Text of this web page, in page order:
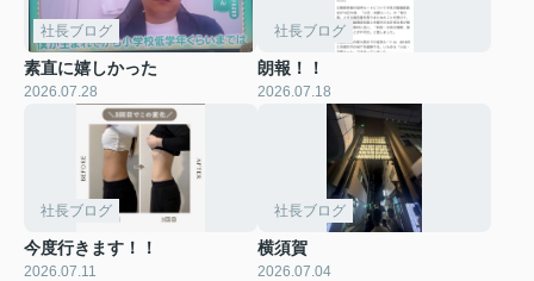
社長ブログ
素直に嬉しかった
2026.07.28
社長ブログ
朗報！！
2026.07.18
社長ブログ
今度行きます！！
2026.07.11
社長ブログ
横須賀
2026.07.04